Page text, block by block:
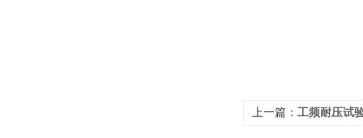
上一篇： 工频耐压试